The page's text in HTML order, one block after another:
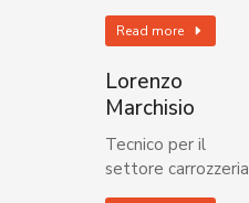
Read more
Lorenzo
Marchisio
Tecnico per il
settore carrozzeria